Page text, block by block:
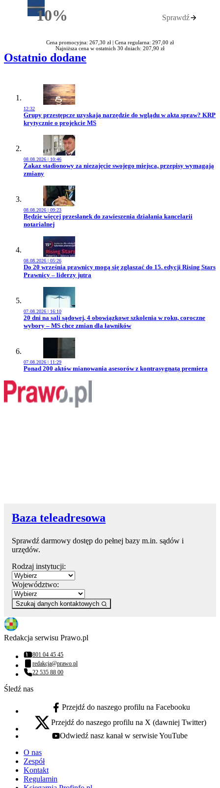
10%Rabatu Sprawdź
Cena promocyjna: 267,30 zł | Cena regularna: 297,00 zł
Najniższa cena w ostatnich 30 dniach: 207,90 zł
Ostatnio dodane
12:32
Przejdź do artykułu:
Grupy przestępcze uzyskają narzędzie do wglądu w akta spraw? KRP
krytycznie o projekcie MS
08.08.2026 | 10:46
Przejdź do artykułu:
Zakaz stadionowy za niezajęcie swojego miejsca, przepisy wymagają
zmiany
08.08.2026 | 09:23
Przejdź do artykułu:
Będzie więcej przesłanek do zawieszenia działania kancelarii
notarialnej
08.08.2026 | 05:26
Przejdź do artykułu:
Do 20 września prawnicy mogą się zgłaszać do 15. edycji Rising Stars
Prawnicy – liderzy jutra
07.08.2026 | 16:10
Przejdź do artykułu:
20 dni na sali sądowej, 4 obowiązkowe szkolenia w roku, coroczne
wybory – MS chce zmian dla ławników
07.08.2026 | 11:29
Przejdź do artykułu:
Ponad 200 aktów mianowania asesorów z kontrasygnatą premiera
Baza teleadresowa
Sprawdź darmowy dostęp do pełnej bazy m.in. sądów i
urzędów.
Rodzaj instytucji:
Województwo:
Szukaj danych kontaktowych
Redakcja serwisu Prawo.pl
Numer telefonu:
801 04 45 45
Adres email:
redakcja@prawo.pl
Numer telefonu:
22 535 88 00
Śledź nas
facebook - otwiera się w nowej karcie
Przejdź do naszego profilu na Facebooku
x - otwiera się w nowej karcie
Przejdź do naszego profilu na X (dawniej Twitter)
youtube - otwiera się w nowej karcie
Odwiedź nasz kanał w serwisie YouTube
O nas
Zespół
Kontakt
Regulamin